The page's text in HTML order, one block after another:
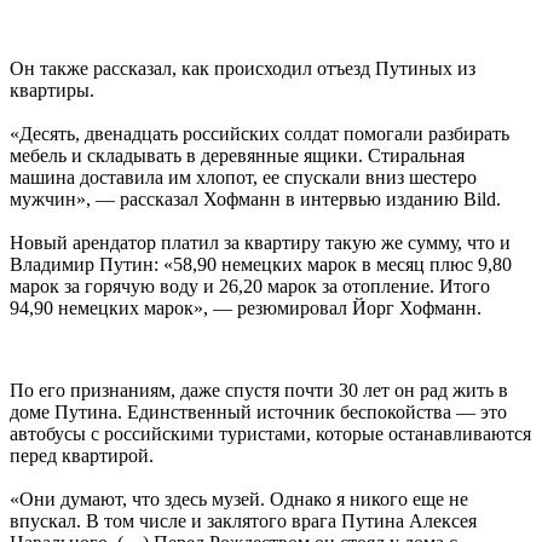
Он также рассказал, как происходил отъезд Путиных из
квартиры.
«Десять, двенадцать российских солдат помогали разбирать
мебель и складывать в деревянные ящики. Стиральная
машина доставила им хлопот, ее спускали вниз шестеро
мужчин», — рассказал Хофманн в интервью изданию Bild.
Новый арендатор платил за квартиру такую же сумму, что и
Владимир Путин: «58,90 немецких марок в месяц плюс 9,80
марок за горячую воду и 26,20 марок за отопление. Итого
94,90 немецких марок», — резюмировал Йорг Хофманн.
По его признаниям, даже спустя почти 30 лет он рад жить в
доме Путина. Единственный источник беспокойства — это
автобусы с российскими туристами, которые останавливаются
перед квартирой.
«Они думают, что здесь музей. Однако я никого еще не
впускал. В том числе и заклятого врага Путина Алексея